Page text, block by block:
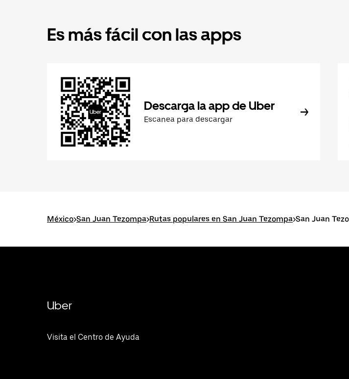
Es más fácil con las apps
Descarga la app de Uber
Escanea para descargar
México>San Juan Tezompa>Rutas populares en San Juan Tezompa>San Juan
Uber
Visita el Centro de Ayuda